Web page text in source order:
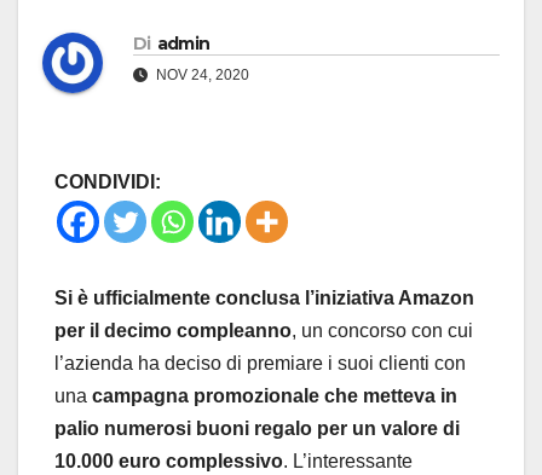
Di admin
NOV 24, 2020
CONDIVIDI:
Si è ufficialmente conclusa l’iniziativa Amazon
per il decimo compleanno, un concorso con cui
l’azienda ha deciso di premiare i suoi clienti con
una campagna promozionale che metteva in
palio numerosi buoni regalo per un valore di
10.000 euro complessivo. L’interessante